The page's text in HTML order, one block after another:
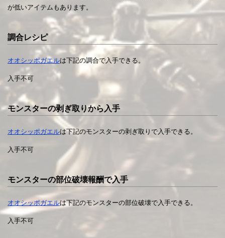
が低いアイテムもあります。
調合レシピ
オオシッポガエルは下記の調合で入手できる。
入手不可
モンスターの剥ぎ取りから入手
オオシッポガエルは下記のモンスターの剥ぎ取りで入手できる。
入手不可
モンスターの部位破壊報酬で入手
オオシッポガエルは下記のモンスターの部位破壊で入手できる。
入手不可